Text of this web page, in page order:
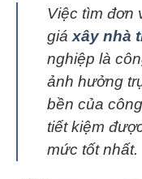
Việc tìm đơn
giá xây nhà
nghiệp là
ảnh hưởng
bền của
tiết kiệm
mức tốt nhất.